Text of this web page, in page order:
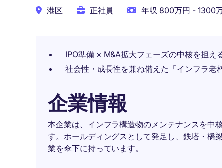
港区 正社員 年収 800万円 - 1300
IPO準備 × M&A拡大フェーズの中核を担え
社会性・成長性を兼ね備えた「インフラ老
企業情報
本企業は、インフラ構造物のメンテナンスを中
す。ホールディングスとして発足し、鉄塔・橋
業を傘下に持っています。